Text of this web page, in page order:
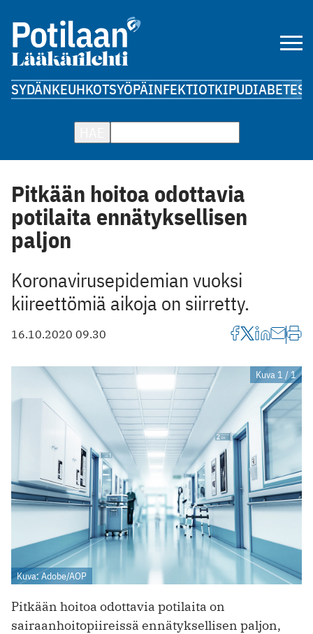
SYDÄNKEUHKOTSYÖPÄINFEKTIOTKIPUDIABETES
Pitkään hoitoa odottavia
potilaita ennätyksellisen
paljon
Koronavirusepidemian vuoksi
kiireettömiä aikoja on siirretty.
16.10.2020 09.30
Kuva 1 / 1
Kuva: Adobe/AOP
Pitkään hoitoa odottavia potilaita on
sairaanhoitopiireissä ennätyksellisen paljon,